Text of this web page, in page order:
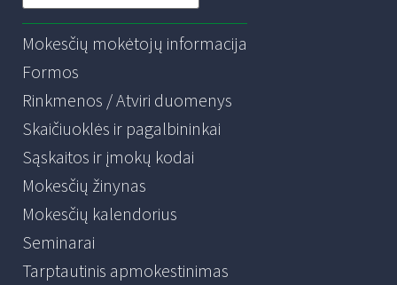
Mokesčių mokėtojų informacija
Formos
Rinkmenos / Atviri duomenys
Skaičiuoklės ir pagalbininkai
Sąskaitos ir įmokų kodai
Mokesčių žinynas
Mokesčių kalendorius
Seminarai
Tarptautinis apmokestinimas